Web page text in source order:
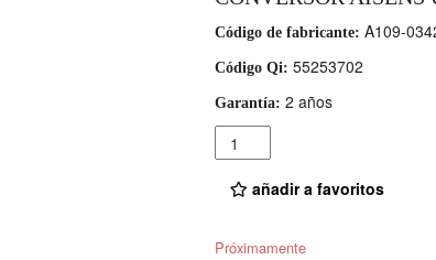
Código de fabricante: A109-
Código Qi: 55253702
Garantía: 2 años
Cantidad
añadir a favoritos
Próximamente